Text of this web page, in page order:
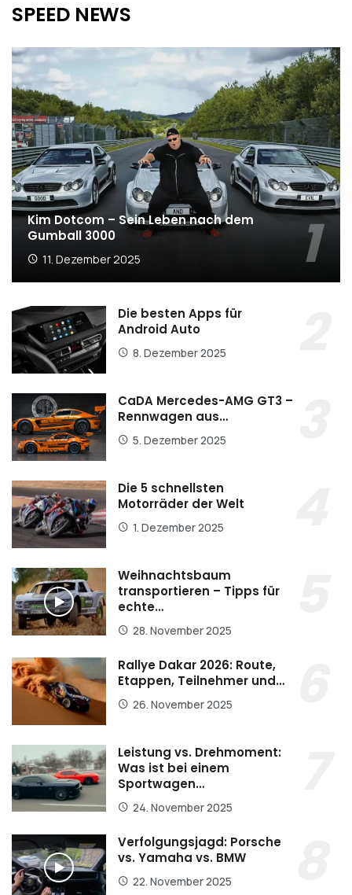
SPEED NEWS
Kim Dotcom – Sein Leben nach dem
Gumball 3000
11. Dezember 2025
Die besten Apps für
Android Auto
8. Dezember 2025
CaDA Mercedes-AMG GT3 –
Rennwagen aus…
5. Dezember 2025
Die 5 schnellsten
Motorräder der Welt
1. Dezember 2025
Weihnachtsbaum
transportieren – Tipps für
echte…
28. November 2025
Rallye Dakar 2026: Route,
Etappen, Teilnehmer und…
26. November 2025
Leistung vs. Drehmoment:
Was ist bei einem
Sportwagen…
24. November 2025
Verfolgungsjagd: Porsche
vs. Yamaha vs. BMW
22. November 2025